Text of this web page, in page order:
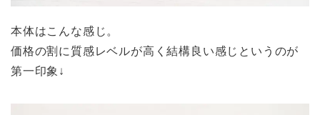
本体はこんな感じ。
価格の割に質感レベルが高く結構良い感じというのが
第一印象↓